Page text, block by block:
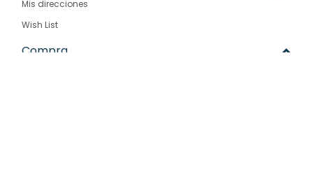
Mis direcciones
Wish List
Compra